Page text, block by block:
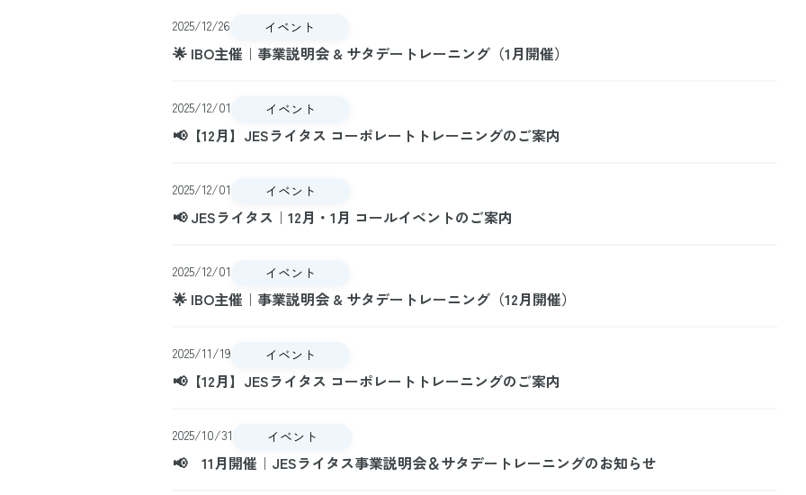
2025/12/26 イベント
🌟 IBO主催｜事業説明会 & サタデートレーニング（1月開催）
2025/12/01 イベント
📢【12月】JESライタス コーポレートトレーニングのご案内
2025/12/01 イベント
📢 JESライタス｜12月・1月 コールイベントのご案内
2025/12/01 イベント
🌟 IBO主催｜事業説明会 & サタデートレーニング（12月開催）
2025/11/19 イベント
📢【12月】JESライタス コーポレートトレーニングのご案内
2025/10/31 イベント
📢 11月開催｜JESライタス事業説明会＆サタデートレーニングのお知らせ